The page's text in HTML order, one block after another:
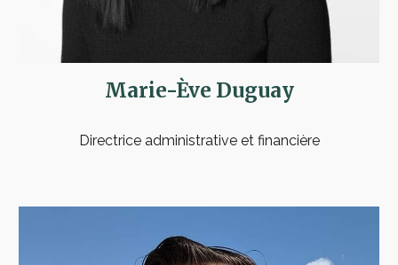
Marie-Ève Duguay
Directrice administrative et financière